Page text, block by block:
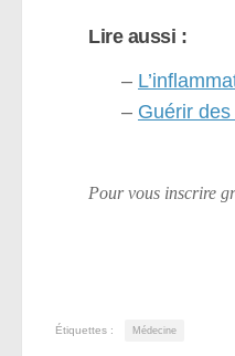
Lire aussi :
–
– Guérir
Pour vous inscrire
Étiquettes : Médecine